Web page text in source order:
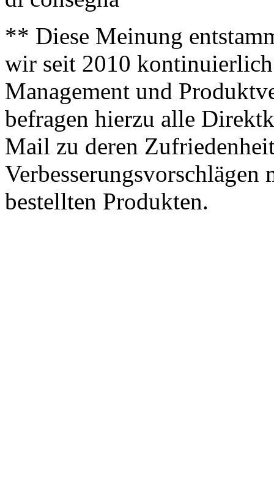
** Diese Meinung
wir seit 2010
Management und
befragen hierzu alle
Mail zu deren
bestellten Produkten.